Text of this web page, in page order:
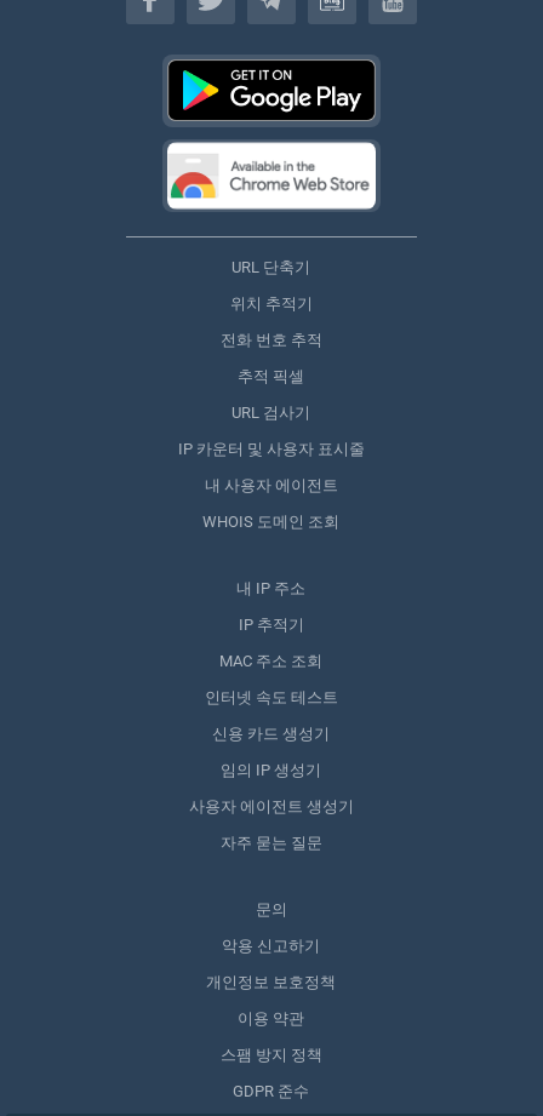
URL 단축기
위치 추적기
전화 번호 추적
추적 픽셀
URL 검사기
IP 카운터 및 사용자 표시줄
내 사용자 에이전트
WHOIS 도메인 조회
내 IP 주소
IP 추적기
MAC 주소 조회
인터넷 속도 테스트
신용 카드 생성기
임의 IP 생성기
사용자 에이전트 생성기
자주 묻는 질문
문의
악용 신고하기
개인정보 보호정책
이용 약관
스팸 방지 정책
GDPR 준수